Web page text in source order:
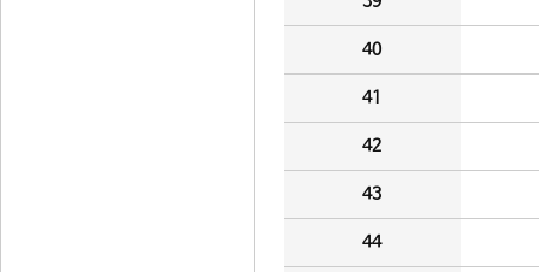
40
41
42
43
44